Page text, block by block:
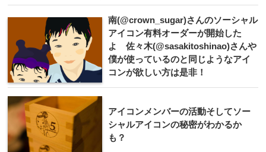
南(@crown_sugar)さんのソーシャル
アイコン有料オーダーが開始した
よ 佐々木(@sasakitoshinao)さんや
僕が使っているのと同じようなアイ
コンが欲しい方は是非！
アイコンメンバーの活動そしてソー
シャルアイコンの秘密がわかるか
も？